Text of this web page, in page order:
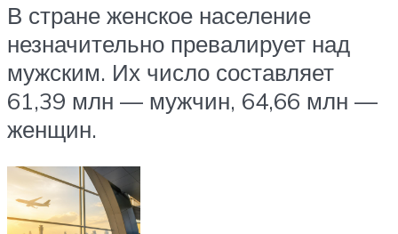
В стране женское население
незначительно превалирует над
мужским. Их число составляет
61,39 млн — мужчин, 64,66 млн —
женщин.